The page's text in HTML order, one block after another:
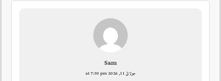
Sam
جولائ 11, 2026 at 7:30 pm